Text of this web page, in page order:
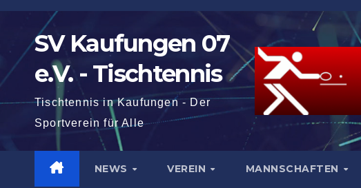
Zum
springenSV Kaufungen 07
e.V. - Tischtennis
Tischtennis in Kaufungen - Der
Sportverein für Alle
NEWS VEREIN MANNSCHAFTEN